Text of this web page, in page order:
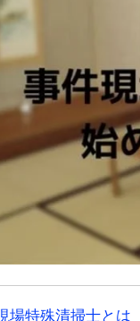
場特殊清掃士とは